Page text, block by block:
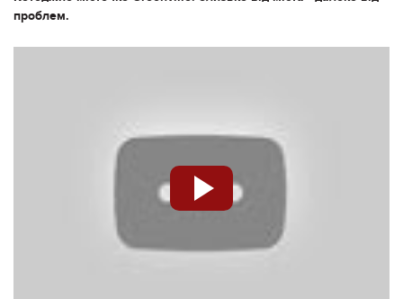
проблем.